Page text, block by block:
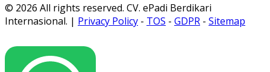
© 2026 All rights reserved. CV. ePadi Berdikari
Internasional. | Privacy Policy - TOS - GDPR - Sitemap